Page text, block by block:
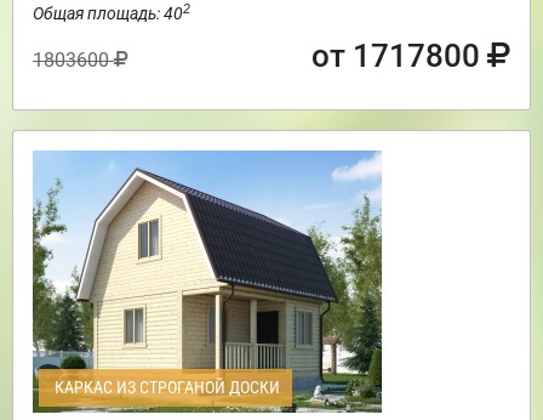
Общая площадь: 402
1803600 от 1717800
КАРКАС ИЗ СТРОГАНОЙ ДОСКИ